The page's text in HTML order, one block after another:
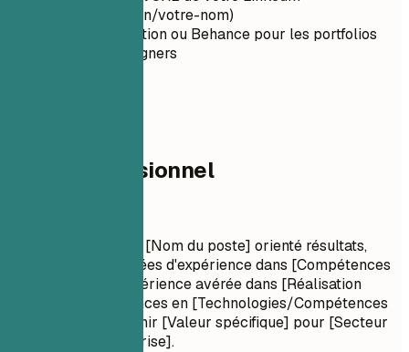
(linkedin.com/in/votre-nom)
Utilisez ArtStation ou Behance pour les portfolios
d'artistes/designers
Profil professionnel
Titre professionnel : [Nom du poste] orienté résultats,
avec [Nombre] années d'expérience dans [Compétences
clés/Secteurs]. Expérience avérée dans [Réalisation
majeure]. Compétences en [Technologies/Compétences
clés]. Engagé à fournir [Valeur spécifique] pour [Secteur
cible/Type d'entreprise].